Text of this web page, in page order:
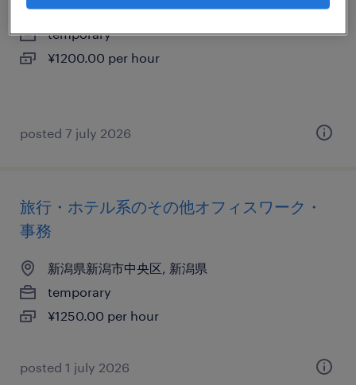
新潟県新潟市中央区, 新潟県
temporary
¥1200.00 per hour
posted 7 july 2026
旅行・ホテル系のその他オフィスワーク・
事務
新潟県新潟市中央区, 新潟県
temporary
¥1250.00 per hour
posted 1 july 2026